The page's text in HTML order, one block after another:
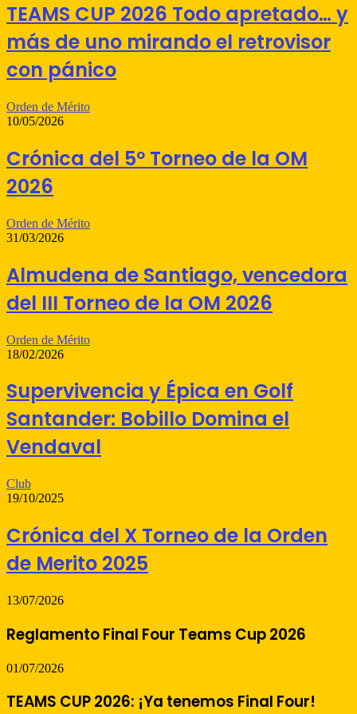
TEAMS CUP 2026 Todo apretado… y
más de uno mirando el retrovisor
con pánico
Orden de Mérito
10/05/2026
Crónica del 5º Torneo de la OM
2026
Orden de Mérito
31/03/2026
Almudena de Santiago, vencedora
del III Torneo de la OM 2026
Orden de Mérito
18/02/2026
Supervivencia y Épica en Golf
Santander: Bobillo Domina el
Vendaval
Club
19/10/2025
Crónica del X Torneo de la Orden
de Merito 2025
13/07/2026
Reglamento Final Four Teams Cup 2026
01/07/2026
TEAMS CUP 2026: ¡Ya tenemos Final Four!